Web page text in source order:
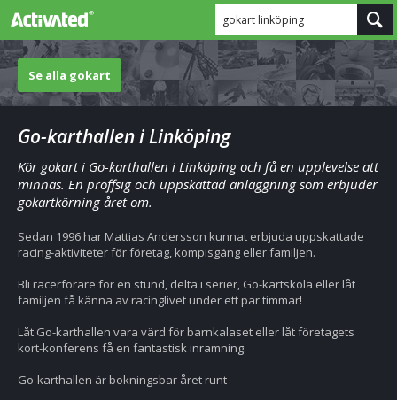
gokart linköping
Se alla gokart
Go-karthallen i Linköping
Kör gokart i Go-karthallen i Linköping och få en upplevelse att
minnas. En proffsig och uppskattad anläggning som erbjuder
gokartkörning året om.
Sedan 1996 har Mattias Andersson kunnat erbjuda uppskattade
racing-aktiviteter för företag, kompisgäng eller familjen.
Bli racerförare för en stund, delta i serier, Go-kartskola eller låt
familjen få känna av racinglivet under ett par timmar!
Låt Go-karthallen vara värd för barnkalaset eller låt företagets
kort-konferens få en fantastisk inramning.
Go-karthallen är bokningsbar året runt